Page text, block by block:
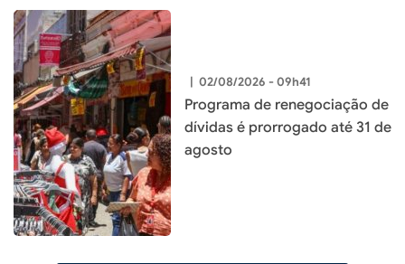
02/08/2026 - 09h41
Programa de renegociação de
dívidas é prorrogado até 31 de
agosto